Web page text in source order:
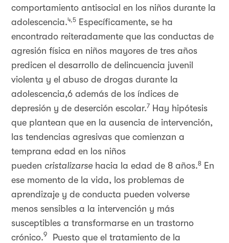
comportamiento antisocial en los niños durante la
adolescencia.4,5 Específicamente, se ha
encontrado reiteradamente que las conductas de
agresión física en niños mayores de tres años
predicen el desarrollo de delincuencia juvenil
violenta y el abuso de drogas durante la
adolescencia,6 además de los índices de
depresión y de deserción escolar.7 Hay hipótesis
que plantean que en la ausencia de intervención,
las tendencias agresivas que comienzan a
temprana edad en los niños
pueden cristalizarse hacia la edad de 8 años.8 En
ese momento de la vida, los problemas de
aprendizaje y de conducta pueden volverse
menos sensibles a la intervención y más
susceptibles a transformarse en un trastorno
crónico.9
Puesto que el tratamiento de la